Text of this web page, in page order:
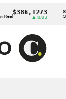
SMMLV
Salario